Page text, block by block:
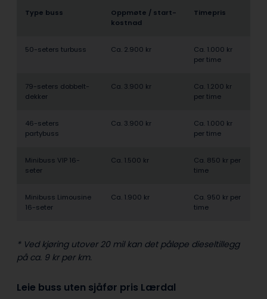
Type buss
Oppmøte / start­
kostnad
Timepris
50-seters turbuss Ca. 2.900 kr
Ca. 1.000 kr
per time
79-seters dobbelt­
dekker
Ca. 3.900 kr
Ca. 1.200 kr
per time
46-seters
partybuss
Ca. 3.900 kr
Ca. 1.000 kr
per time
Minibuss VIP 16-
seter
Ca. 1.500 kr
Ca. 850 kr per
time
Minibuss Limousine
16-seter
Ca. 1.900 kr
Ca. 950 kr per
time
* Ved kjøring utover 20 mil kan det påløpe dieseltillegg
på ca. 9 kr per km.
Leie buss uten sjåfør pris Lærdal